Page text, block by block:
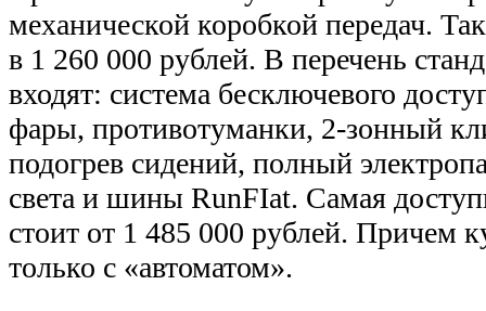
механической коробкой передач.
в 1 260 000 рублей. В перечень
входят: система бесключевого
фары, противотуманки, 2-зонный
подогрев сидений, полный
света и шины RunFIat. Самая
стоит от 1 485 000 рублей. Причем
только с «автоматом».